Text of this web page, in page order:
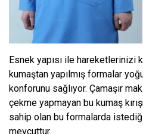
Esnek yapısı ile hareketlerinizi
kumaştan yapılmış formalar
konforunu sağlıyor. Çamaşır
çekme yapmayan bu kumaş
sahip olan bu formalarda
mevcuttur.